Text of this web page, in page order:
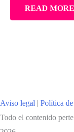
COMO
RECORRER
READ
Aviso legal | Política
Todo el contenido